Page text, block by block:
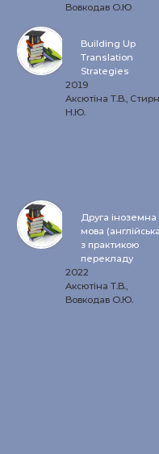
Вовкодав О.Ю
Building Up
Translation
Strategies
2019
Аксютіна Т.В.,
Н.Ю.
Друга іноземна
мова
з практикою
перекладу
2022
Аксютіна Т.В.,
Вовкодав О.Ю.